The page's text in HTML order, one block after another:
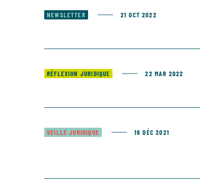
NEWSLETTER 21 OCT 2022
RÉFLEXION JURIDIQUE 22 MAR 2022
VEILLE JURIDIQUE 16 DÉC 2021